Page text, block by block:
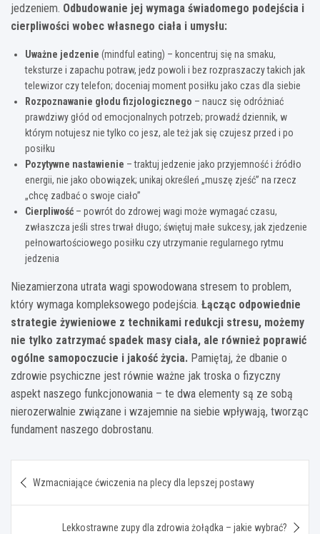
jedzeniem. Odbudowanie jej wymaga świadomego podejścia i
cierpliwości wobec własnego ciała i umysłu:
Uważne jedzenie (mindful eating) – koncentruj się na smaku,
teksturze i zapachu potraw, jedz powoli i bez rozpraszaczy takich jak
telewizor czy telefon; doceniaj moment posiłku jako czas dla siebie
Rozpoznawanie głodu fizjologicznego – naucz się odróżniać
prawdziwy głód od emocjonalnych potrzeb; prowadź dziennik, w
którym notujesz nie tylko co jesz, ale też jak się czujesz przed i po
posiłku
Pozytywne nastawienie – traktuj jedzenie jako przyjemność i źródło
energii, nie jako obowiązek; unikaj określeń „muszę zjeść” na rzecz
„chcę zadbać o swoje ciało”
Cierpliwość – powrót do zdrowej wagi może wymagać czasu,
zwłaszcza jeśli stres trwał długo; świętuj małe sukcesy, jak zjedzenie
pełnowartościowego posiłku czy utrzymanie regularnego rytmu
jedzenia
Niezamierzona utrata wagi spowodowana stresem to problem,
który wymaga kompleksowego podejścia. Łącząc odpowiednie
strategie żywieniowe z technikami redukcji stresu, możemy
nie tylko zatrzymać spadek masy ciała, ale również poprawić
ogólne samopoczucie i jakość życia. Pamiętaj, że dbanie o
zdrowie psychiczne jest równie ważne jak troska o fizyczny
aspekt naszego funkcjonowania – te dwa elementy są ze sobą
nierozerwalnie związane i wzajemnie na siebie wpływają, tworząc
fundament naszego dobrostanu.
wpisu
Wzmacniające ćwiczenia na plecy dla lepszej postawy
Lekkostrawne zupy dla zdrowia żołądka – jakie wybrać?